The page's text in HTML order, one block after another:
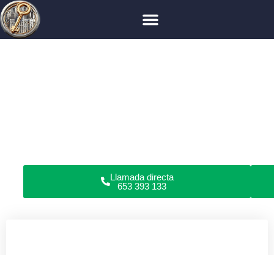
Cerrajero en Madrid
Cerrajero en Amposta
Llamada directa
653 393 133